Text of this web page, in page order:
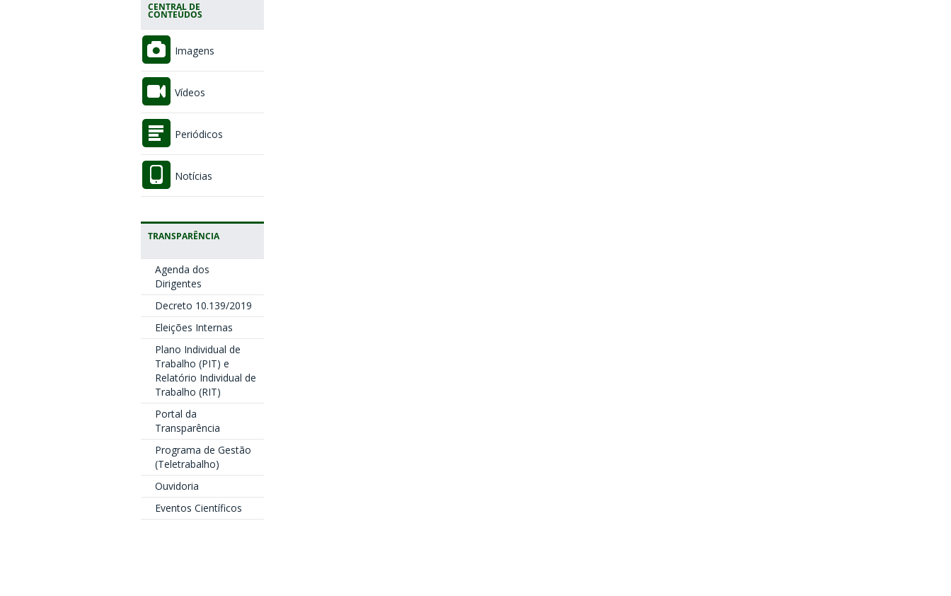
CENTRAL DE
CONTEÚDOS
Imagens
Vídeos
Periódicos
Notícias
TRANSPARÊNCIA
Agenda dos
Dirigentes
Decreto 10.139/2019
Eleições Internas
Plano Individual de
Trabalho (PIT) e
Relatório Individual de
Trabalho (RIT)
Portal da
Transparência
Programa de Gestão
(Teletrabalho)
Ouvidoria
Eventos Científicos